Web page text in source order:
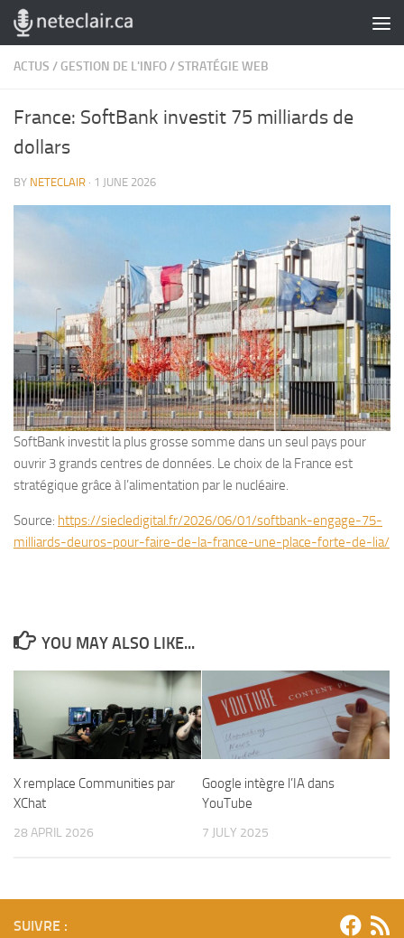
Skip to content
ACTUS / GESTION DE L'INFO/STRATÉGIE WEB
France: SoftBank investit 75 milliards de
dollars
BY NETECLAIR · 1 JUNE 2026
SoftBank investit la plus grosse somme dans un seul pays pour
ouvrir 3 grands centres de données. Le choix de la France est
stratégique grâce à l’alimentation par le nucléaire.
Source: https://siecledigital.fr/2026/06/01/softbank-engage-75-
milliards-deuros-pour-faire-de-la-france-une-place-forte-de-lia/
YOU MAY ALSO LIKE...
X remplace Communities par
XChat
28 APRIL 2026
Google intègre l’IA dans
YouTube
7 JULY 2025
SUIVRE :